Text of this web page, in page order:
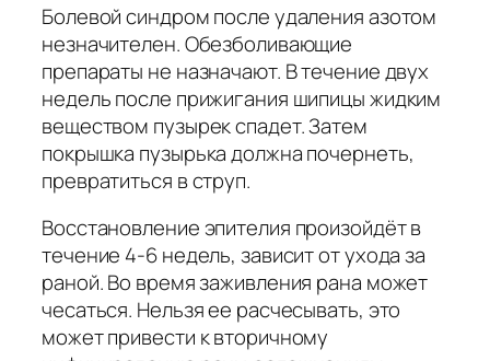
Болевой синдром после удаления азотом
незначителен. Обезболивающие
препараты не назначают. В течение двух
недель после прижигания шипицы жидким
веществом пузырек спадет. Затем
покрышка пузырька должна почернеть,
превратиться в струп.
Восстановление эпителия произойдёт в
течение 4-6 недель, зависит от ухода за
раной. Во время заживления рана может
чесаться. Нельзя ее расчесывать, это
может привести к вторичному